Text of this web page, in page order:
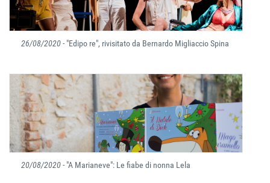
26/08/2020- "Edipo re", rivisitato da Bernardo Migliaccio Spina
20/08/2020- "A Marianeve": Le fiabe di nonna Lela